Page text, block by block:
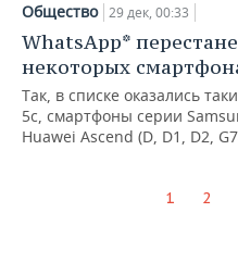
Общество 29 дек, 00:33
WhatsApp*
некоторых
Так, в списке оказались
5c, смартфоны серии
Huawei Ascend (D, D1, D2,
1 2